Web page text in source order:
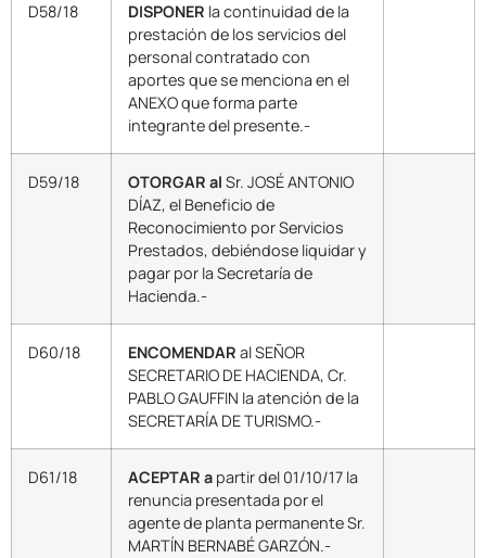
D58/18 DISPONER la continuidad de la
prestación de los servicios del
personal contratado con
aportes que se menciona en el
ANEXO que forma parte
integrante del presente.-
D59/18 OTORGAR al Sr. JOSÉ ANTONIO
DÍAZ, el Beneficio de
Reconocimiento por Servicios
Prestados, debiéndose liquidar y
pagar por la Secretaría de
Hacienda.-
D60/18 ENCOMENDAR al SEÑOR
SECRETARIO DE HACIENDA, Cr.
PABLO GAUFFIN la atención de la
SECRETARÍA DE TURISMO.-
D61/18 ACEPTAR a partir del 01/10/17 la
renuncia presentada por el
agente de planta permanente Sr.
MARTÍN BERNABÉ GARZÓN.-